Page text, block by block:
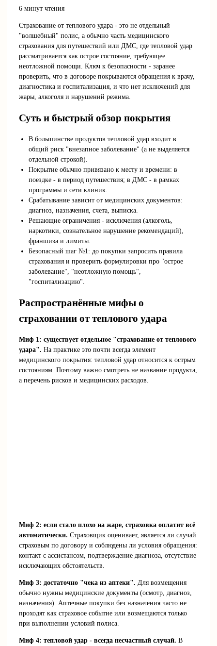
6 минут чтения
Страхование от теплового удара - это не отдельный
"волшебный" полис, а обычно часть медицинского
страхования для путешествий или ДМС, где тепловой удар
рассматривается как острое состояние, требующее
неотложной помощи. Ключ к безопасности - заранее
проверить, что в договоре покрываются обращения к врачу,
диагностика и госпитализация, и что нет исключений для
жары, алкоголя и нарушений режима.
Суть и быстрый обзор покрытия
В большинстве продуктов тепловой удар входит в
общий риск "внезапное заболевание" (а не выделяется
отдельной строкой).
Покрытие обычно привязано к месту и времени: в
поездке - в период путешествия; в ДМС - в рамках
программы и сети клиник.
Срабатывание зависит от медицинских документов:
диагноз, назначения, счета, выписка.
Решающие ограничения - исключения (алкоголь,
наркотики, сознательное нарушение рекомендаций),
франшиза и лимиты.
Безопасный шаг №1: до покупки запросить правила
страхования и проверить формулировки про "острое
заболевание", "неотложную помощь",
"госпитализацию".
Распространённые мифы о
страховании от теплового удара
Миф 1: существует отдельное "страхование от теплового
удара". На практике это почти всегда элемент
медицинского покрытия: тепловой удар относится к острым
состояниям. Поэтому важно смотреть не название продукта,
а перечень рисков и медицинских расходов.
Миф 2: если стало плохо на жаре, страховка оплатит всё
автоматически. Страховщик оценивает, является ли случай
страховым по договору и соблюдены ли условия обращения:
контакт с ассистансом, подтверждение диагноза, отсутствие
исключающих обстоятельств.
Миф 3: достаточно "чека из аптеки". Для возмещения
обычно нужны медицинские документы (осмотр, диагноз,
назначения). Аптечные покупки без назначения часто не
проходят как страховое событие или возмещаются только
при выполнении условий полиса.
Миф 4: тепловой удар - всегда несчастный случай. В